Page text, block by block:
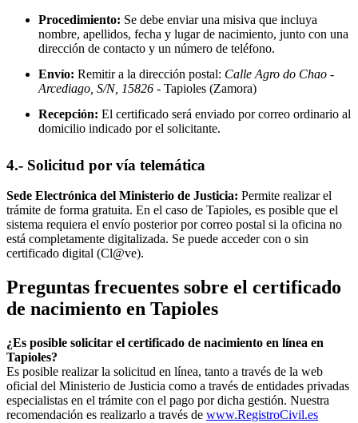
Procedimiento: Se debe enviar una misiva que incluya
nombre, apellidos, fecha y lugar de nacimiento, junto con una
dirección de contacto y un número de teléfono.
Envío: Remitir a la dirección postal: Calle Agro do Chao -
Arcediago, S/N, 15826 - Tapioles (Zamora)
Recepción: El certificado será enviado por correo ordinario al
domicilio indicado por el solicitante.
4.- Solicitud por vía telemática
Sede Electrónica del Ministerio de Justicia: Permite realizar el
trámite de forma gratuita. En el caso de Tapioles, es posible que el
sistema requiera el envío posterior por correo postal si la oficina no
está completamente digitalizada. Se puede acceder con o sin
certificado digital (Cl@ve).
Preguntas frecuentes sobre el certificado
de nacimiento en Tapioles
¿Es posible solicitar el certificado de nacimiento en línea en
Tapioles?
Es posible realizar la solicitud en línea, tanto a través de la web
oficial del Ministerio de Justicia como a través de entidades privadas
especialistas en el trámite con el pago por dicha gestión. Nuestra
recomendación es realizarlo a través de www.RegistroCivil.es